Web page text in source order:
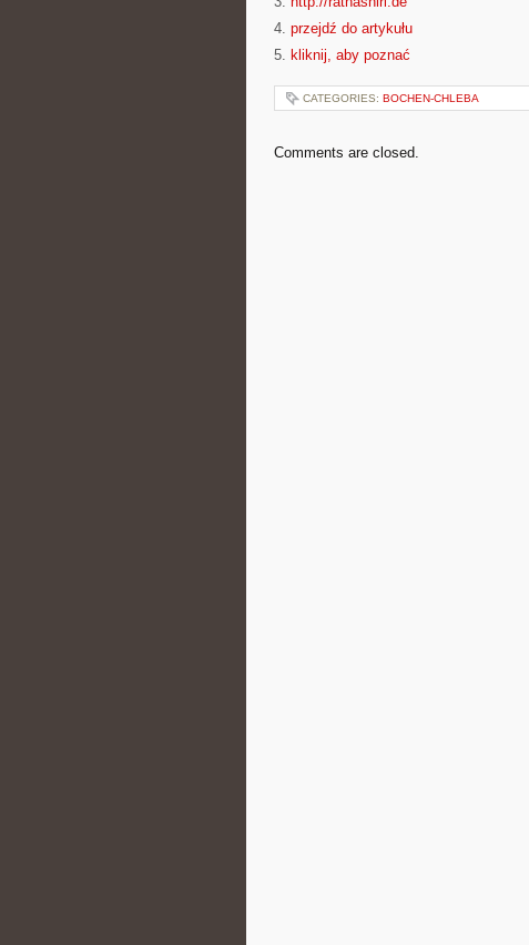
4. przejdź do artykułu
5. kliknij, aby poznać
CATEGORIES: BOCHEN-CHLEBA
Comments are closed.